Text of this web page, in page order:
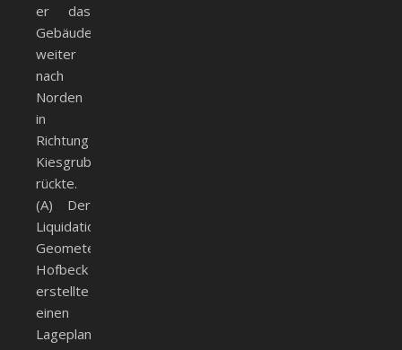
er das
Gebäude
weiter
nach
Norden
in
Richtung
Kiesgrube
rückte.
(A) Der
Liquidations-
Geometer
Hofbeck
erstellte
einen
Lageplan,